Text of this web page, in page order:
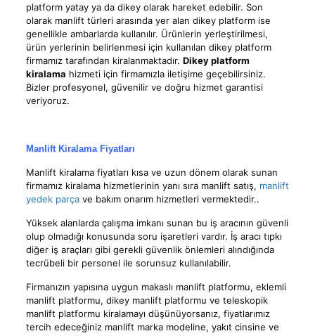
platform yatay ya da dikey olarak hareket edebilir. Son
olarak manlift türleri arasında yer alan dikey platform ise
genellikle ambarlarda kullanılır. Ürünlerin yerleştirilmesi,
ürün yerlerinin belirlenmesi için kullanılan dikey platform
firmamız tarafından kiralanmaktadır. Dikey platform
kiralama hizmeti için firmamızla iletişime geçebilirsiniz.
Bizler profesyonel, güvenilir ve doğru hizmet garantisi
veriyoruz.
Manlift Kiralama Fiyatları
Manlift kiralama fiyatları kısa ve uzun dönem olarak sunan
firmamız kiralama hizmetlerinin yanı sıra manlift satış, manlift
yedek parçave bakım onarım hizmetleri vermektedir..
Yüksek alanlarda çalışma imkanı sunan bu iş aracının güvenli
olup olmadığı konusunda soru işaretleri vardır. İş aracı tıpkı
diğer iş araçları gibi gerekli güvenlik önlemleri alındığında
tecrübeli bir personel ile sorunsuz kullanılabilir.
Firmanızın yapısına uygun makaslı manlift platformu, eklemli
manlift platformu, dikey manlift platformu ve teleskopik
manlift platformu kiralamayı düşünüyorsanız, fiyatlarımız
tercih edeceğiniz manlift marka modeline, yakıt cinsine ve